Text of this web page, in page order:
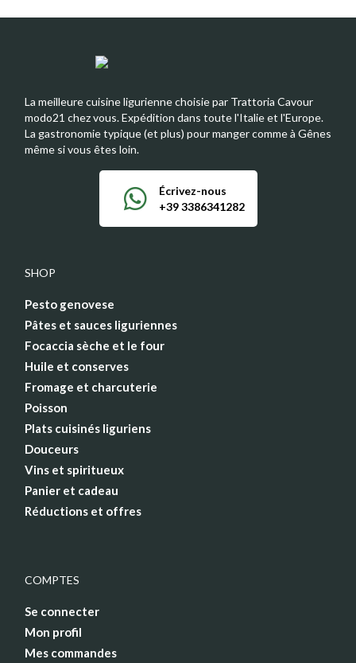
La meilleure cuisine ligurienne choisie par Trattoria Cavour
modo21 chez vous. Expédition dans toute l'Italie et l'Europe.
La gastronomie typique (et plus) pour manger comme à Gênes
même si vous êtes loin.
Écrivez-nous
+39 3386341282
SHOP
Pesto genovese
Pâtes et sauces liguriennes
Focaccia sèche et le four
Huile et conserves
Fromage et charcuterie
Poisson
Plats cuisinés liguriens
Douceurs
Vins et spiritueux
Panier et cadeau
Réductions et offres
COMPTES
Se connecter
Mon profil
Mes commandes